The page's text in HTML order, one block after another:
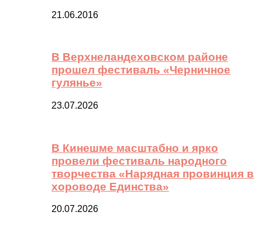
21.06.2016
В Верхнеландеховском районе
прошел фестиваль «Черничное
гулянье»
23.07.2026
В Кинешме масштабно и ярко
провели фестиваль народного
творчества «Нарядная провинция в
хороводе Единства»
20.07.2026